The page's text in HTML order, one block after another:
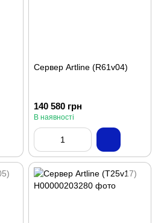
Сервер Artline (R61v04)
140 580 грн
В наявності